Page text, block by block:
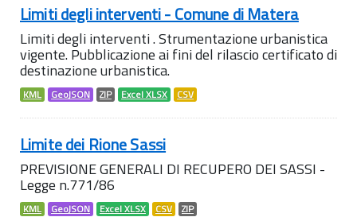
Limiti degli interventi - Comune di Matera
Limiti degli interventi . Strumentazione urbanistica
vigente. Pubblicazione ai fini del rilascio certificato di
destinazione urbanistica.
KML GeoJSON ZIP Excel XLSX CSV
Limite dei Rione Sassi
PREVISIONE GENERALI DI RECUPERO DEI SASSI -
Legge n.771/86
KML GeoJSON Excel XLSX CSV ZIP